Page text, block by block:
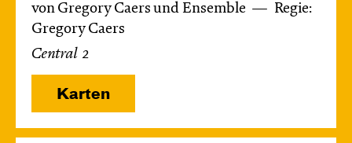
von Gregory Caers und Ensemble
Regie:
Gregory Caers
Central 2
Karten